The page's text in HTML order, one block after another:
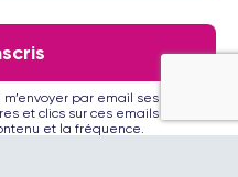
Ôvoyages
par email ses offres
et clics sur ces emails soient
et la fréquence.